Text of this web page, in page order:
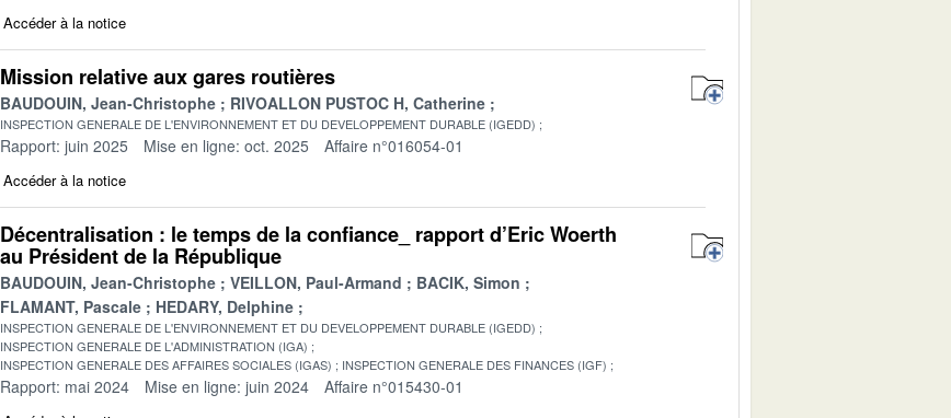
Accéder à la notice
Mission relative aux gares routières
BAUDOUIN, Jean-Christophe RIVOALLON PUSTOC H, Catherine
INSPECTION GENERALE DE L'ENVIRONNEMENT ET DU DEVELOPPEMENT DURABLE (IGEDD)
Rapport: juin 2025 Mise en ligne: oct. 2025 Affaire n°016054-01
Accéder à la notice
Décentralisation : le temps de la confiance_ rapport d’Eric Woerth
au Président de la République
BAUDOUIN, Jean-Christophe VEILLON, Paul-Armand
BACIK, Simon
FLAMANT, Pascale
HEDARY, Delphine
INSPECTION GENERALE DE L'ENVIRONNEMENT ET DU DEVELOPPEMENT DURABLE (IGEDD)
INSPECTION GENERALE DE L'ADMINISTRATION (IGA)
INSPECTION GENERALE DES AFFAIRES SOCIALES (IGAS)
INSPECTION GENERALE DES FINANCES (IGF)
Rapport: mai 2024 Mise en ligne: juin 2024 Affaire n°015430-01